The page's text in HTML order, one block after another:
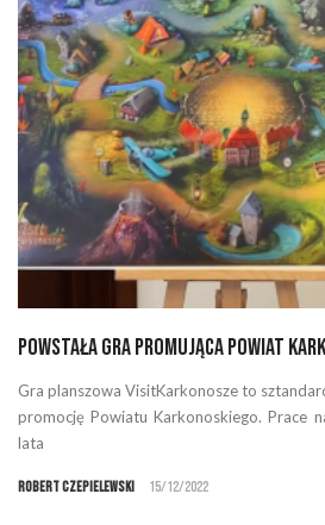
Powstała gra promująca Powiat
Gra planszowa VisitKarkonosze to
promocję Powiatu Karkonoskiego. Prace
lata
Robert Czepielewski 15/12/2022